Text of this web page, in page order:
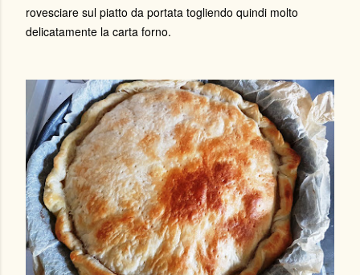
rovesciare sul piatto da portata togliendo quindi molto
delicatamente la carta forno.